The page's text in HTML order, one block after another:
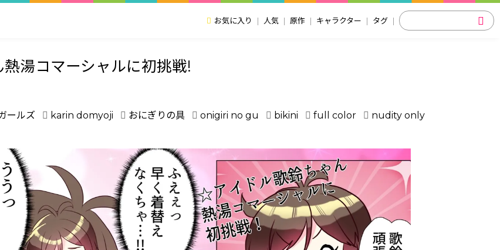
お気に入り 人気 原作 キャラクター タグ
湯コマーシャルに初挑戦!
ールズ karin domyoji おにぎりの具 onigiri no gu bikini full color
nudity only